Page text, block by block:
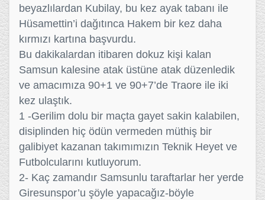
beyazlılardan Kubilay, bu kez ayak tabanı ile
Hüsamettin’i dağıtınca Hakem bir kez daha
kırmızı kartına başvurdu.
Bu dakikalardan itibaren dokuz kişi kalan
Samsun kalesine atak üstüne atak düzenledik
ve amacımıza 90+1 ve 90+7’de Traore ile iki
kez ulaştık.
1 -Gerilim dolu bir maçta gayet sakin kalabilen,
disiplinden hiç ödün vermeden müthiş bir
galibiyet kazanan takımımızın Teknik Heyet ve
Futbolcularını kutluyorum.
2- Kaç zamandır Samsunlu taraftarlar her yerde
Giresunspor’u şöyle yapacağız-böyle